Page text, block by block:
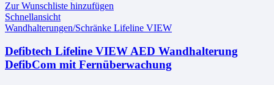
Zur Wunschliste hinzufügen
Schnellansicht
Wandhalterungen/Schränke Lifeline VIEW
Defibtech Lifeline VIEW AED Wandhalterung
DefibCom mit Fernüberwachung